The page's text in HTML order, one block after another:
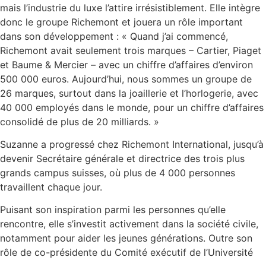
mais l’industrie du luxe l’attire irrésistiblement. Elle intègre
donc le groupe Richemont et jouera un rôle important
dans son développement : « Quand j’ai commencé,
Richemont avait seulement trois marques – Cartier, Piaget
et Baume & Mercier – avec un chiffre d’affaires d’environ
500 000 euros. Aujourd’hui, nous sommes un groupe de
26 marques, surtout dans la joaillerie et l’horlogerie, avec
40 000 employés dans le monde, pour un chiffre d’affaires
consolidé de plus de 20 milliards. »
Suzanne a progressé chez Richemont International, jusqu’à
devenir Secrétaire générale et directrice des trois plus
grands campus suisses, où plus de 4 000 personnes
travaillent chaque jour.
Puisant son inspiration parmi les personnes qu’elle
rencontre, elle s’investit activement dans la société civile,
notamment pour aider les jeunes générations. Outre son
rôle de co-présidente du Comité exécutif de l’Université